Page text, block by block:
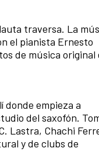
traversa. La
el pianista Ernesto
de música original
donde empieza a
del saxofón.
Lastra, Chachi
y de clubs de